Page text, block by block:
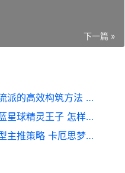
下一篇 »
综合解析卡厄思梦境感应流派的高效构筑方法 卡斯鲁厄
如何获取和养成永远的蔚蓝星球精灵王子 怎样养成良好
卡厄思梦境朱达斯最佳阵型主推策略 卡厄思梦境朱达斯